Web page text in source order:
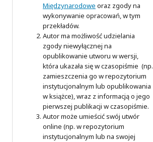
Międzynarodowe oraz zgody na
wykonywanie opracowań, w tym
przekładów.
Autor ma możliwość udzielania
zgody niewyłącznej na
opublikowanie utworu w wersji,
która ukazała się w czasopiśmie (np.
zamieszczenia go w repozytorium
instytucjonalnym lub opublikowania
w książce), wraz z informacją o jego
pierwszej publikacji w czasopiśmie.
Autor może umieścić swój utwór
online (np. w repozytorium
instytucjonalnym lub na swojej